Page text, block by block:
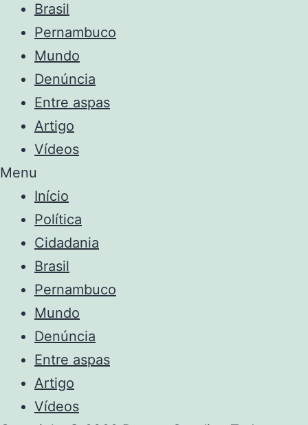
Brasil
Pernambuco
Mundo
Denúncia
Entre aspas
Artigo
Vídeos
Menu
Início
Política
Cidadania
Brasil
Pernambuco
Mundo
Denúncia
Entre aspas
Artigo
Vídeos